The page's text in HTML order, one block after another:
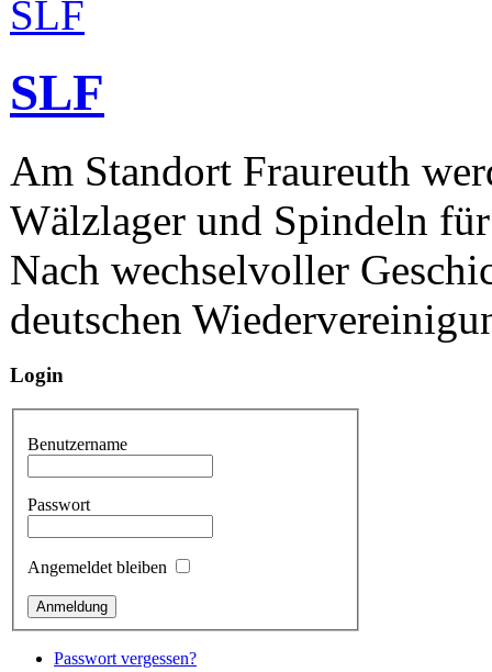
SLF
Am Standort Fraureuth
Wälzlager und Spindeln
Nach wechselvoller
deutschen
Login
Benutzername
Passwort
Angemeldet bleiben
Passwort vergessen?